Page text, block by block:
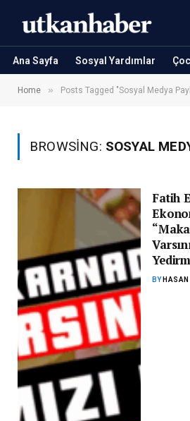
Ana Sayfa Sosyal Yardımlar
Home » Posts Tagged "Sosyal Medya
BROWSING: SOSYAL
Fatih
BY